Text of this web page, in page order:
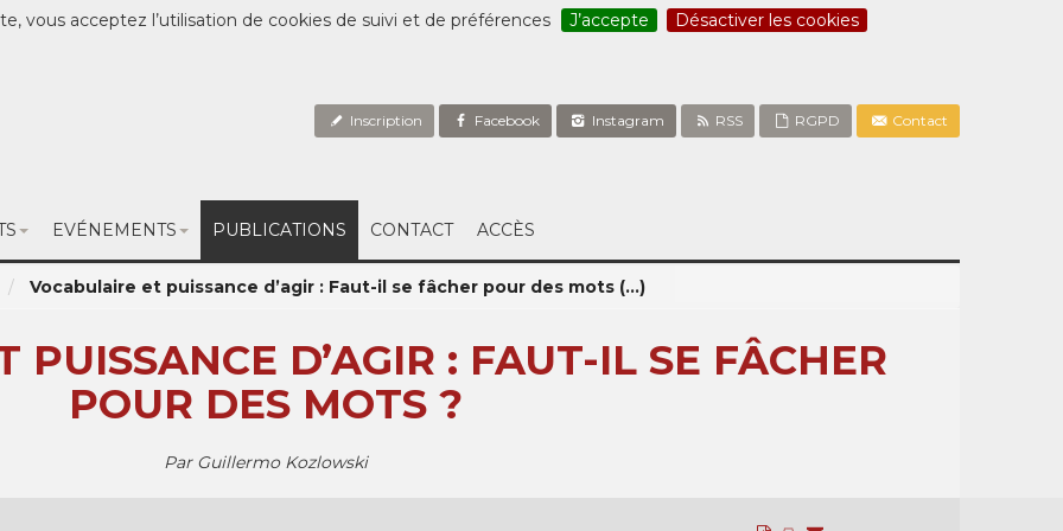
vous acceptez l’utilisation de cookies de suivi et de préférences J’accepte Désactiver les cookies
Inscription Facebook Instagram RSS RGPD Contact
EVÉNEMENTS PUBLICATIONS CONTACT ACCÈS
Vocabulaire et puissance d’agir : Faut-il se fâcher pour des mots (...)
PUISSANCE D’AGIR : FAUT-IL SE FÂCHER
POUR DES MOTS ?
Par Guillermo Kozlowski